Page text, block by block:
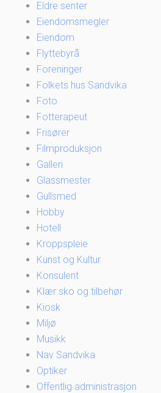
Eldre senter
Eiendomsmegler
Eiendom
Flyttebyrå
Foreninger
Folkets hus Sandvika
Foto
Fotterapeut
Frisører
Filmproduksjon
Galleri
Glassmester
Gullsmed
Hobby
Hotell
Kroppspleie
Kunst og Kultur
Konsulent
Klær sko og tilbehør
Kiosk
Miljø
Musikk
Nav Sandvika
Optiker
Offentlig administrasjon